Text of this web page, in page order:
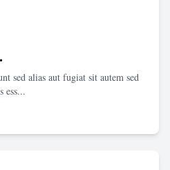
sed alias aut fugiat sit autem sed
ess...